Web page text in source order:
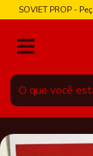
SOVIET PROP -